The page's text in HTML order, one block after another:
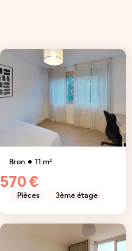
Bron 11 m²
570 €
Pièces 3ème étage